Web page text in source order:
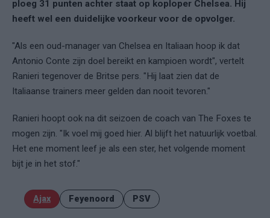
ploeg 31 punten achter staat op koploper Chelsea. Hij
heeft wel een duidelijke voorkeur voor de opvolger.
"Als een oud-manager van Chelsea en Italiaan hoop ik dat
Antonio Conte zijn doel bereikt en kampioen wordt", vertelt
Ranieri tegenover de Britse pers. "Hij laat zien dat de
Italiaanse trainers meer gelden dan nooit tevoren."
Ranieri hoopt ook na dit seizoen de coach van The Foxes te
mogen zijn. "Ik voel mij goed hier. Al blijft het natuurlijk voetbal.
Het ene moment leef je als een ster, het volgende moment
bijt je in het stof."
Ajax Feyenoord PSV